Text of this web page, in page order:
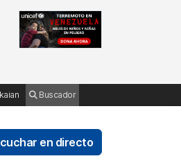
Buscador
en directo